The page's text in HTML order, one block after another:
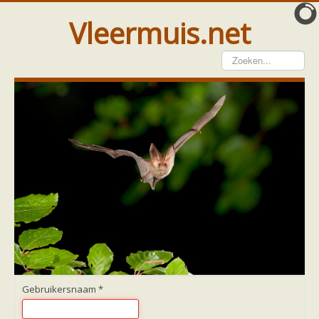
Vleermuis.net
Vleermuis gezien
Waarneming doorgeven
Wat doen wij met meldingen
Telinstructie
Waarnemingen doorgeven elders
Hulp
Vleermuis gevonden
Vanginstructie
Hulp per email
Hulp per provincie
Drenthe
Groningen
Home
Gebruikersnaam *